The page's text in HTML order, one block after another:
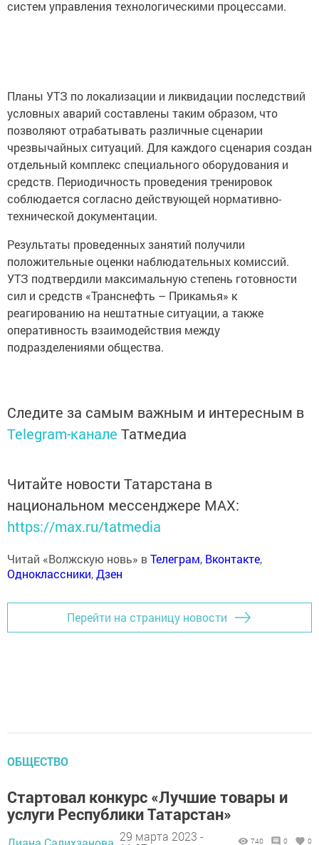
систем управления технологическими процессами.
Планы УТЗ по локализации и ликвидации последствий
условных аварий составлены таким образом, что
позволяют отрабатывать различные сценарии
чрезвычайных ситуаций. Для каждого сценария создан
отдельный комплекс специального оборудования и
средств. Периодичность проведения тренировок
соблюдается согласно действующей нормативно-
технической документации.
Результаты проведенных занятий получили
положительные оценки наблюдательных комиссий.
УТЗ подтвердили максимальную степень готовности
сил и средств «Транснефть – Прикамья» к
реагированию на нештатные ситуации, а также
оперативность взаимодействия между
подразделениями общества.
Следите за самым важным и интересным в
Telegram-канале Татмедиа
Читайте новости Татарстана в
национальном мессенджере MАХ:
https://max.ru/tatmedia
Читай «Волжскую новь» вТелеграм, Вконтакте,
Одноклассники,Дзен
Перейти на страницу новости
ОБЩЕСТВО
Стартовал конкурс «Лучшие товары и
услуги Республики Татарстан»
29 марта 2023 -
740 0 0